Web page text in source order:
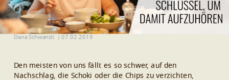
Dana Schwandt 07.02.2019
Den meisten von uns fällt es so schwer, auf den
Nachschlag, die Schoki oder die Chips zu verzichten,